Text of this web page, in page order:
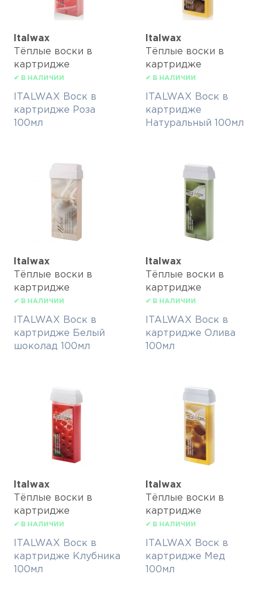
Italwax
Тёплые воски в
картридже
✔ В НАЛИЧИИ
ITALWAX Воск в
картридже Роза
100мл
Italwax
Тёплые воски в
картридже
✔ В НАЛИЧИИ
ITALWAX Воск в
картридже
Натуральный 100мл
Italwax
Тёплые воски в
картридже
✔ В НАЛИЧИИ
ITALWAX Воск в
картридже Белый
шоколад 100мл
Italwax
Тёплые воски в
картридже
✔ В НАЛИЧИИ
ITALWAX Воск в
картридже Олива
100мл
Italwax
Тёплые воски в
картридже
✔ В НАЛИЧИИ
ITALWAX Воск в
картридже Клубника
100мл
Italwax
Тёплые воски в
картридже
✔ В НАЛИЧИИ
ITALWAX Воск в
картридже Мед
100мл